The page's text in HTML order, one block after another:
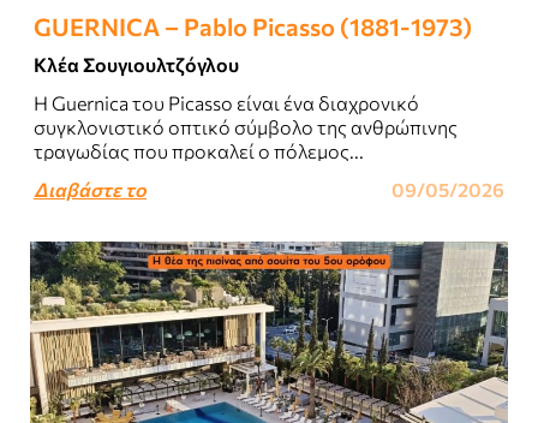
GUERNICA – Pablo Picasso (1881-1973)
Κλέα Σουγιουλτζόγλου
Η Guernica του Picasso είναι ένα διαχρονικό
συγκλονιστικό οπτικό σύμβολο της ανθρώπινης
τραγωδίας που προκαλεί ο πόλεμος...
Διαβάστε το
09/05/2026